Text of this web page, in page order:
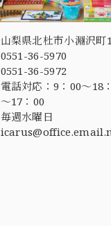
山梨県北杜市小淵沢町
0551-36-5970
0551-36-5972
電話対応：9：00～18
～17：00
毎週水曜日